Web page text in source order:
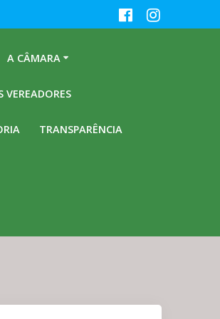
A CÂMARA
VEREADORES
TRANSPARÊNCIA